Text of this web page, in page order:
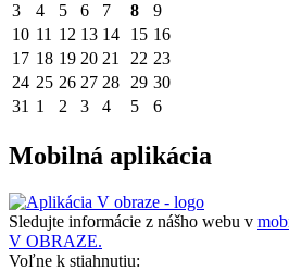
3
4 5 6 7 8
9
10 11 12 13 14 15 16
17 18 19 20 21 22 23
24 25 26 27 28 29 30
31 1 2 3 4 5 6
Mobilná aplikácia
Sledujte informácie z nášho webu v
V OBRAZE.
Voľne k stiahnutiu: